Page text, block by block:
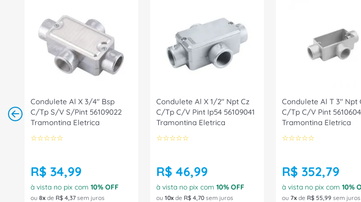
Condulete Al X 3/4" Bsp
C/Tp S/V S/Pint 56109022
Tramontina Eletrica
☆☆☆☆☆
R$ 34,99
à vista no pix com 10% OFF
ou 8 de R$ 4,37 sem juros
Condulete Al X 1/2" Npt Cz
C/Tp C/V Pint Ip54 56109041
Tramontina Eletrica
☆☆☆☆☆
R$ 46,99
à vista no pix com 10% OFF
ou 10 de R$ 4,70 sem juros
Condulete Al T 3" Npt
C/Tp C/V Pint
Tramontina Eletrica
☆☆☆☆☆
R$ 352,79
à vista no pix com 10%
ou 7 de R$ 55,99 sem juros